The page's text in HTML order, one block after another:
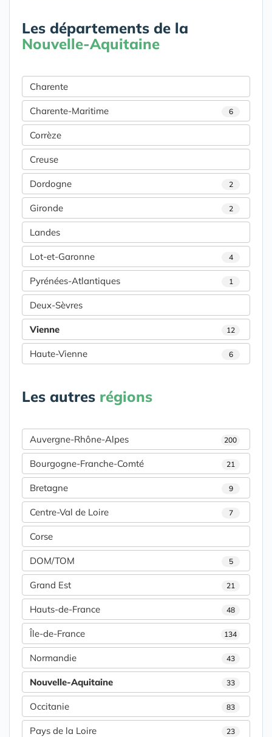
Les départements de la
Nouvelle-Aquitaine
Charente
Charente-Maritime 6
Corrèze
Creuse
Dordogne 2
Gironde 2
Landes
Lot-et-Garonne 4
Pyrénées-Atlantiques 1
Deux-Sèvres
Vienne 12
Haute-Vienne 6
Les autres régions
Auvergne-Rhône-Alpes 200
Bourgogne-Franche-Comté 21
Bretagne 9
Centre-Val de Loire 7
Corse
DOM/TOM 5
Grand Est 21
Hauts-de-France 48
Île-de-France 134
Normandie 43
Nouvelle-Aquitaine 33
Occitanie 83
Pays de la Loire 23